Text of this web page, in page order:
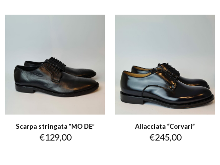
Scarpa stringata “MO DE”
€129,00
Allacciata “Corvari”
€245,00